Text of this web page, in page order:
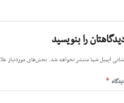
را بنویسید
ایمیل شما منتشر نخواهد شد.بخش‌های موردنیاز
*